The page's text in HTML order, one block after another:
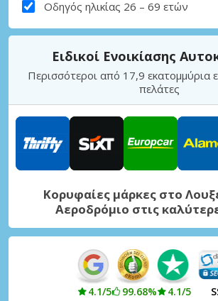
Οδηγός ηλικίας 26 – 69 ετών
Ειδικοί Ενοικίασης
Περισσότεροι από 17,9 εκατομμύρια
πελάτες
Κορυφαίες μάρκες στο
Αεροδρόμιο στις
4.1/5 99.68% 4.1/5